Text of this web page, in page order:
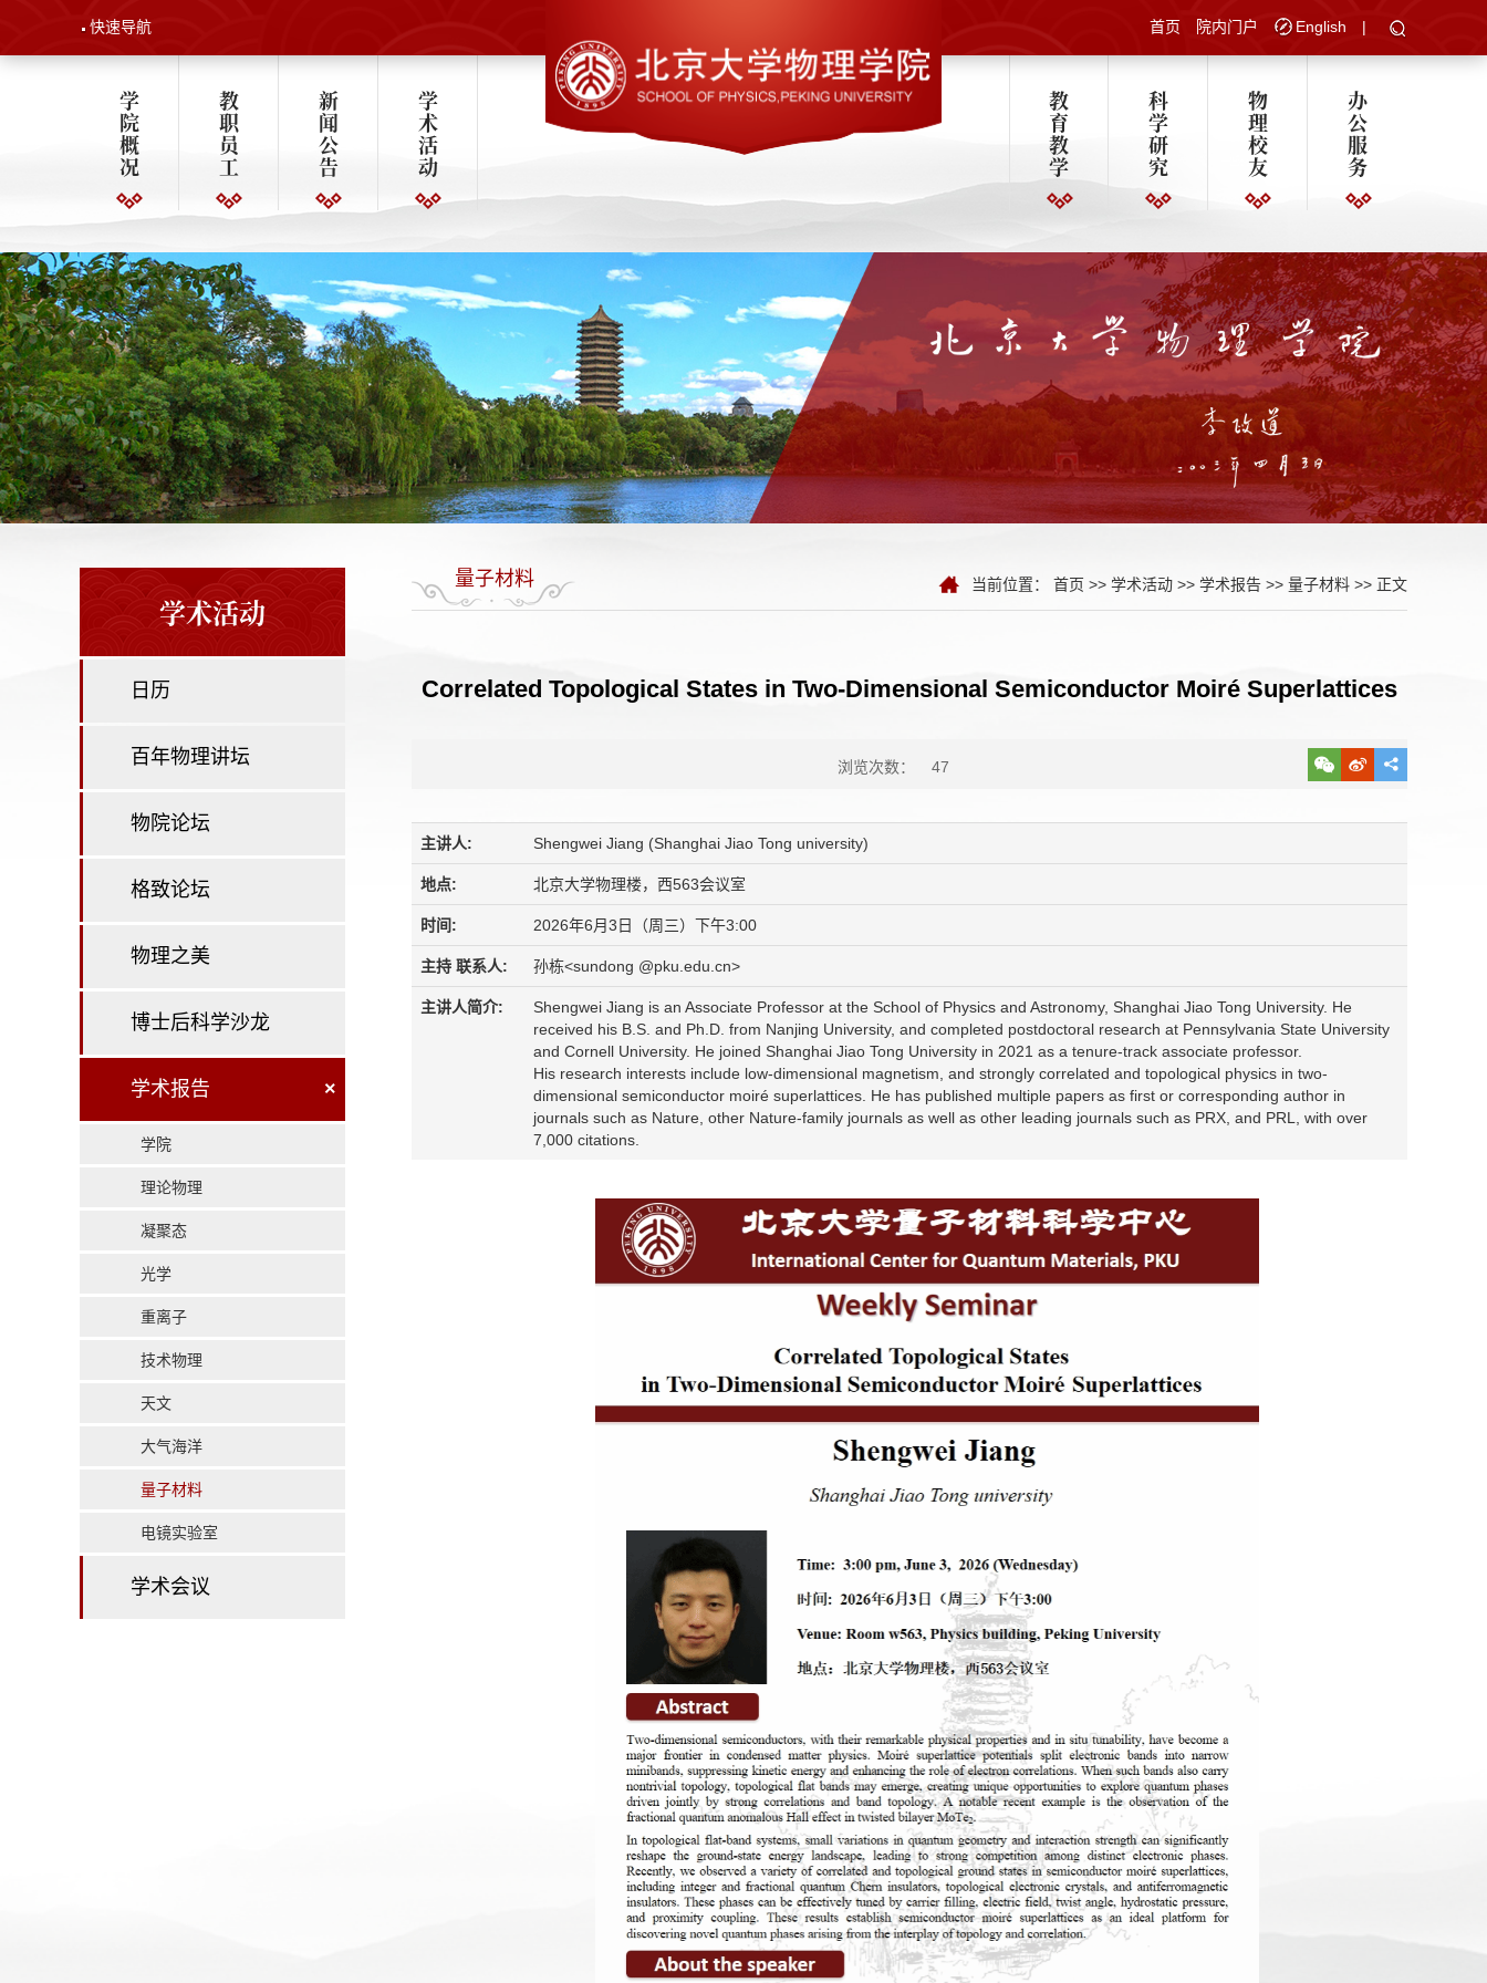
快速导航 首页 院内门户 English |
学
院
概
况
教
职
员
工
新
闻
公
告
学
术
活
动
教
育
教
学
科
学
研
究
物
理
校
友
办
公
服
务
学术活动
日历
百年物理讲坛
物院论坛
格致论坛
物理之美
博士后科学沙龙
学术报告 ×
学院
理论物理
凝聚态
光学
重离子
技术物理
天文
大气海洋
量子材料
电镜实验室
学术会议
量子材料 当前位置： 首页 >> 学术活动 >> 学术报告 >> 量子材料 >> 正文
Correlated Topological States in Two-Dimensional Semiconductor Moiré Superlattices
浏览次数： 47
主讲人: Shengwei Jiang (Shanghai Jiao Tong university)
地点: 北京大学物理楼，西563会议室
时间: 2026年6月3日（周三）下午3:00
主持 联系人: 孙栋<sundong @pku.edu.cn>
主讲人简介:
Shengwei Jiang is an Associate Professor at the School of Physics and Astronomy, Shanghai Jiao Tong University. He
received his B.S. and Ph.D. from Nanjing University, and completed postdoctoral research at Pennsylvania State University
and Cornell University. He joined Shanghai Jiao Tong University in 2021 as a tenure-track associate professor.
His research interests include low-dimensional magnetism, and strongly correlated and topological physics in two-
dimensional semiconductor moiré superlattices. He has published multiple papers as first or corresponding author in
journals such as Nature, other Nature-family journals as well as other leading journals such as PRX, and PRL, with over
7,000 citations.